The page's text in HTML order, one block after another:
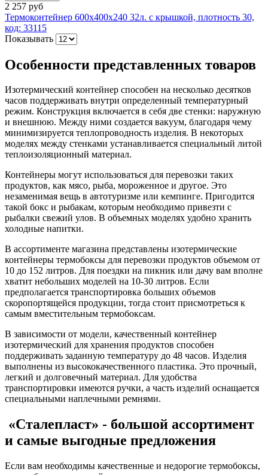
2 257 руб
Термоконтейнер 600х400х240 32л. с крышкой, плотность 30,
код: 33115
Показывать
Особенности представленных товаров
Изотермический контейнер способен на несколько десятков
часов поддерживать внутри определенный температурный
режим. Конструкция включается в себя две стенки: наружную
и внешнюю. Между ними создается вакуум, благодаря чему
минимизируется теплопроводность изделия. В некоторых
моделях между стенками устанавливается специальный литой
теплоизоляционный материал.
Контейнеры могут использоваться для перевозки таких
продуктов, как мясо, рыба, мороженное и другое. Это
незаменимая вещь в автотуризме или кемпинге. Пригодится
такой бокс и рыбакам, которым необходимо привезти с
рыбалки свежий улов. В объемных моделях удобно хранить
холодные напитки.
В ассортименте магазина представлены изотермические
контейнеры термобоксы для перевозки продуктов объемом от
10 до 152 литров. Для поездки на пикник или дачу вам вполне
хватит небольших моделей на 10-30 литров. Если
предполагается транспортировка больших объемов
скоропортящейся продукции, тогда стоит присмотреться к
самым вместительным термобоксам.
В зависимости от модели, качественный контейнер
изотермический для хранения продуктов способен
поддерживать заданную температуру до 48 часов. Изделия
выполнены из высококачественного пластика. Это прочный,
легкий и долговечный материал. Для удобства
транспортировки имеются ручки, а часть изделий оснащается
специальными наплечными ремнями.
«Сталепласт» - большой ассортимент
и самые выгодные предложения
Если вам необходимы качественные и недорогие термобоксы,